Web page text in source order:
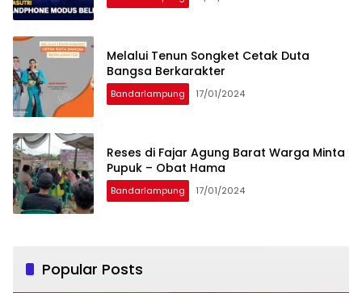
Melalui Tenun Songket Cetak Duta
Bangsa Berkarakter
Bandarlampung 17/01/2024
Reses di Fajar Agung Barat Warga Minta
Pupuk – Obat Hama
Bandarlampung 17/01/2024
Popular Posts